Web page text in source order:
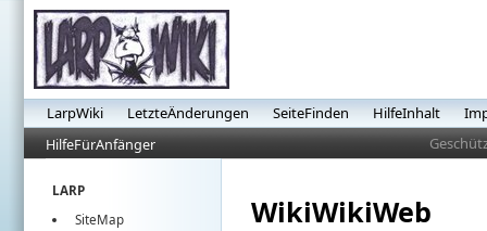
LarpWiki LetzteÄnderungen SeiteFinden HilfeInhalt
HilfeFürAnfänger
LARP
SiteMap
WikiWikiWeb